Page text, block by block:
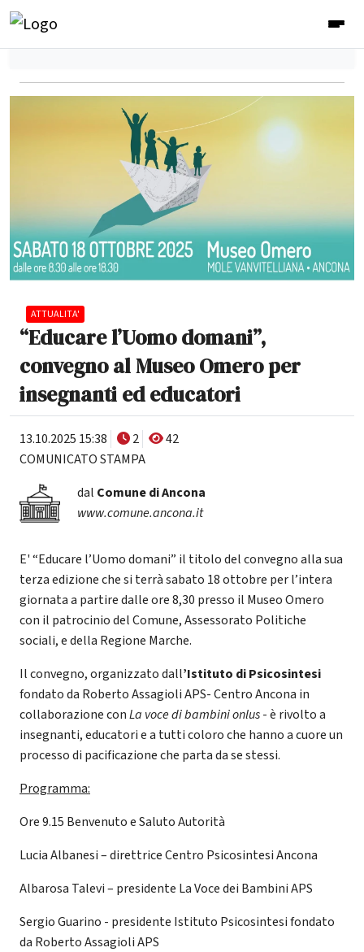
ATTUALITA'
“Educare l’Uomo domani”,
convegno al Museo Omero per
insegnanti ed educatori
13.10.2025 15:38 2
42
COMUNICATO STAMPA
dal Comune di Ancona
www.comune.ancona.it
E' “Educare l’Uomo domani” il titolo del convegno alla sua
terza edizione che si terrà sabato 18 ottobre per l’intera
giornata a partire dalle ore 8,30 presso il Museo Omero
con il patrocinio del Comune, Assessorato Politiche
sociali, e della Regione Marche.
Il convegno, organizzato dall’Istituto di Psicosintesi
fondato da Roberto Assagioli APS- Centro Ancona in
collaborazione conLa voce di bambini onlus- è rivolto a
insegnanti, educatori e a tutti coloro che hanno a cuore un
processo di pacificazione che parta da se stessi.
Programma:
Ore 9.15 Benvenuto e Saluto Autorità
Lucia Albanesi – direttrice Centro Psicosintesi Ancona
Albarosa Talevi – presidente La Voce dei Bambini APS
Sergio Guarino - presidente Istituto Psicosintesi fondato
da Roberto Assagioli APS